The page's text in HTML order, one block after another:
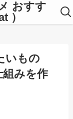
おすす
）
いもの
組みを作